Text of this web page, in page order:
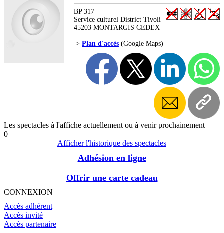
BP 317
Service culturel District Tivoli
45203 MONTARGIS CEDEX
> Plan d'accès (Google Maps)
Les spectacles à l'affiche actuellement ou à venir prochainement
0
Afficher l'historique des spectacles
Adhésion en ligne
Offrir une carte cadeau
CONNEXION
Accès adhérent
Accès invité
Accès partenaire